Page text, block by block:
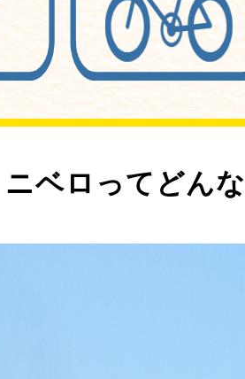
ニベロってどん